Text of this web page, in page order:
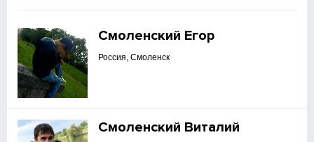
Смоленский Егор
Россия, Смоленск
Смоленский Виталий